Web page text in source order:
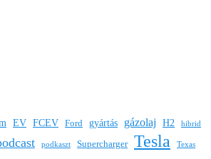
EV FCEV Ford gyártás gázolaj H2 hibrid
podkaszt Supercharger Tesla Texas